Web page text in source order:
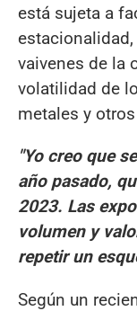
está sujeta a
vaivenes de la
volatilidad de
metales y
"Yo creo que
año pasado,
2023. Las
volumen y
repetir un
Según un